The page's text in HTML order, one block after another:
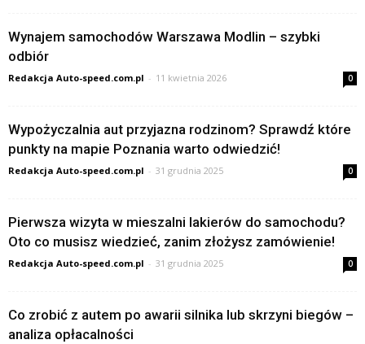
Wynajem samochodów Warszawa Modlin – szybki
odbiór
Redakcja Auto-speed.com.pl - 11 kwietnia 2026 0
Wypożyczalnia aut przyjazna rodzinom? Sprawdź które
punkty na mapie Poznania warto odwiedzić!
Redakcja Auto-speed.com.pl - 31 grudnia 2025 0
Pierwsza wizyta w mieszalni lakierów do samochodu?
Oto co musisz wiedzieć, zanim złożysz zamówienie!
Redakcja Auto-speed.com.pl - 31 grudnia 2025 0
Co zrobić z autem po awarii silnika lub skrzyni biegów –
analiza opłacalności